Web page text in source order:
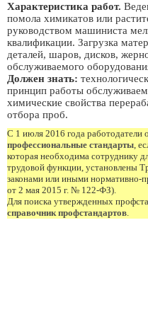
Характеристика работ.
помола химикатов или
руководством машиниста
квалификации. Загрузка
деталей, шаров, дисков,
обслуживаемого
Должен знать:
принцип работы
химические свойства
отбора проб.
С 1 июля 2016 года работодатели
профессиональные стандарты,
которая необходима сотруднику
трудовой функции, установлены
законами или иными нормативно-
от 2 мая 2015 г. № 122-ФЗ).
Для поиска утвержденных
справочник профстандартов.